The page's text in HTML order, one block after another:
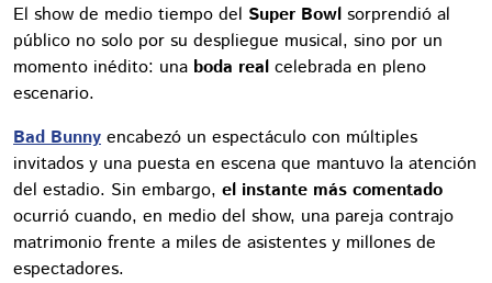
El show de medio tiempo del Super Bowl sorprendió al
público no solo por su despliegue musical, sino por un
momento inédito: una boda real celebrada en pleno
escenario.
Bad Bunny encabezó un espectáculo con múltiples
invitados y una puesta en escena que mantuvo la atención
del estadio. Sin embargo, el instante más comentado
ocurrió cuando, en medio del show, una pareja contrajo
matrimonio frente a miles de asistentes y millones de
espectadores.